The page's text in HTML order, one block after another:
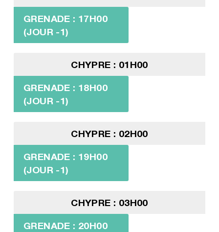
GRENADE : 17H00
(JOUR -1)
CHYPRE : 01H00
GRENADE : 18H00
(JOUR -1)
CHYPRE : 02H00
GRENADE : 19H00
(JOUR -1)
CHYPRE : 03H00
GRENADE : 20H00